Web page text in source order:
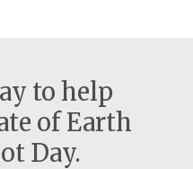
to help
of Earth
Day.